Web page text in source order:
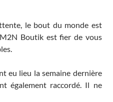
le bout du monde est
Boutik est fier de vous
eu lieu la semaine dernière
également raccordé. Il ne